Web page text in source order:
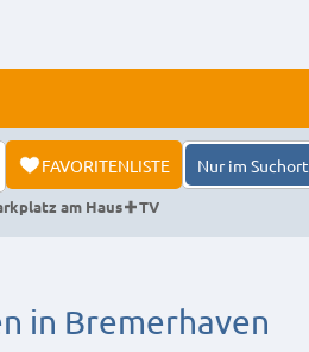
FAVORITENLISTE Nur im Suchort
am Haus TV
in Bremerhaven